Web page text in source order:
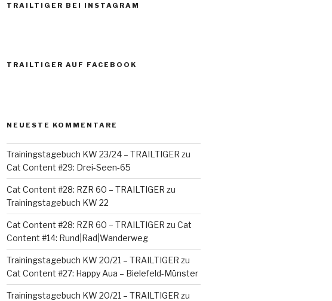
TRAILTIGER BEI INSTAGRAM
TRAILTIGER AUF FACEBOOK
NEUESTE KOMMENTARE
Trainingstagebuch KW 23/24 – TRAILTIGER zu
Cat Content #29: Drei-Seen-65
Cat Content #28: RZR 60 – TRAILTIGER zu
Trainingstagebuch KW 22
Cat Content #28: RZR 60 – TRAILTIGER zu Cat
Content #14: Rund|Rad|Wanderweg
Trainingstagebuch KW 20/21 – TRAILTIGER zu
Cat Content #27: Happy Aua – Bielefeld-Münster
Trainingstagebuch KW 20/21 – TRAILTIGER zu